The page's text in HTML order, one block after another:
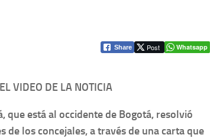
Share Post Whatsapp
VIDEO DE LA NOTICIA
que está al occidente de Bogotá, resolvió
de los concejales, a través de una carta que